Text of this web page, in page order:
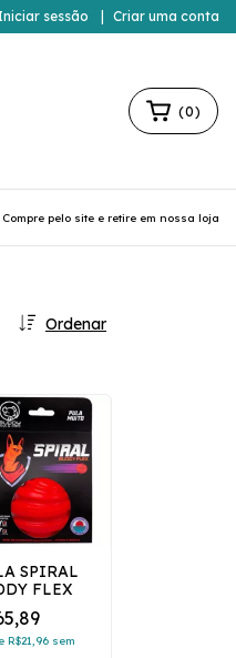
sessão Criar uma conta
(0)
Contato
Compre pelo site e retire em nossa loja
Ordenar
SPIRAL
FLEX
R$21,96 sem